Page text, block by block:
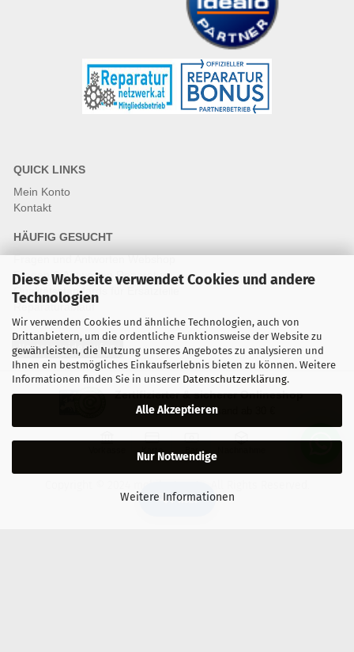
Diese Webseite verwendet Cookies und andere
Technologien
Wir verwenden Cookies und ähnliche Technologien, auch von
Drittanbietern, um die ordentliche Funktionsweise der Website zu
gewährleisten, die Nutzung unseres Angebotes zu analysieren und
Ihnen ein bestmögliches Einkaufserlebnis bieten zu können. Weitere
Informationen finden Sie in unserer Datenschutzerklärung.
Alle Akzeptieren
Nur Notwendige
Weitere Informationen
QUICK LINKS
Mein Konto
Kontakt
HÄUFIG GESUCHT
Fragen und Antworten Webshop
Fragen & Antworten Reparatur
Qualitätsstandards für Ersatzteile
Reparaturablauf
Vertrag widerrufen
Zertifizierter & sicherer Onlineshop
Kostenloser Versand ab 30 €
🔍 Filter